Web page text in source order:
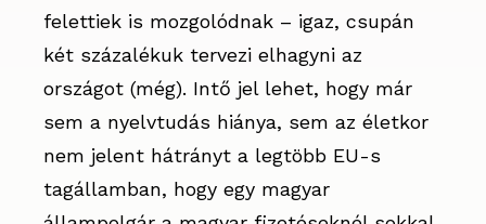
felettiek is mozgolódnak – igaz, csupán
két százalékuk tervezi elhagyni az
országot (még). Intő jel lehet, hogy már
sem a nyelvtudás hiánya, sem az életkor
nem jelent hátrányt a legtöbb EU-s
tagállamban, hogy egy magyar